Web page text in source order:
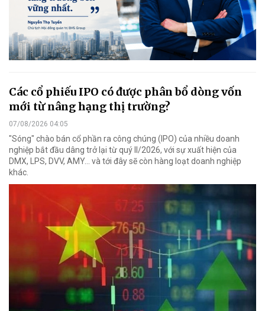
Các cổ phiếu IPO có được phân bổ dòng vốn
mới từ nâng hạng thị trường?
07/08/2026 04:05
"Sóng" chào bán cổ phần ra công chúng (IPO) của nhiều doanh
nghiệp bắt đầu dâng trở lại từ quý II/2026, với sự xuất hiện của
DMX, LPS, DVV, AMY... và tới đây sẽ còn hàng loạt doanh nghiệp
khác.